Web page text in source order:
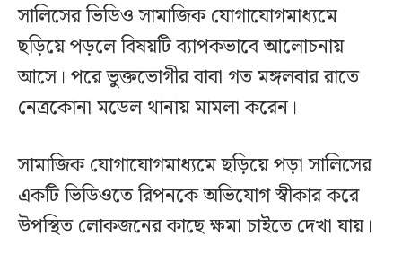
সালিসের ভিডিও সামাজিক যোগাযোগমাধ্যমে
ছড়িয়ে পড়লে বিষয়টি ব্যাপকভাবে আলোচনায়
আসে। পরে ভুক্তভোগীর বাবা গত মঙ্গলবার রাতে
নেত্রকোনা মডেল থানায় মামলা করেন।
সামাজিক যোগাযোগমাধ্যমে ছড়িয়ে পড়া সালিসের
একটি ভিডিওতে রিপনকে অভিযোগ স্বীকার করে
উপস্থিত লোকজনের কাছে ক্ষমা চাইতে দেখা যায়।